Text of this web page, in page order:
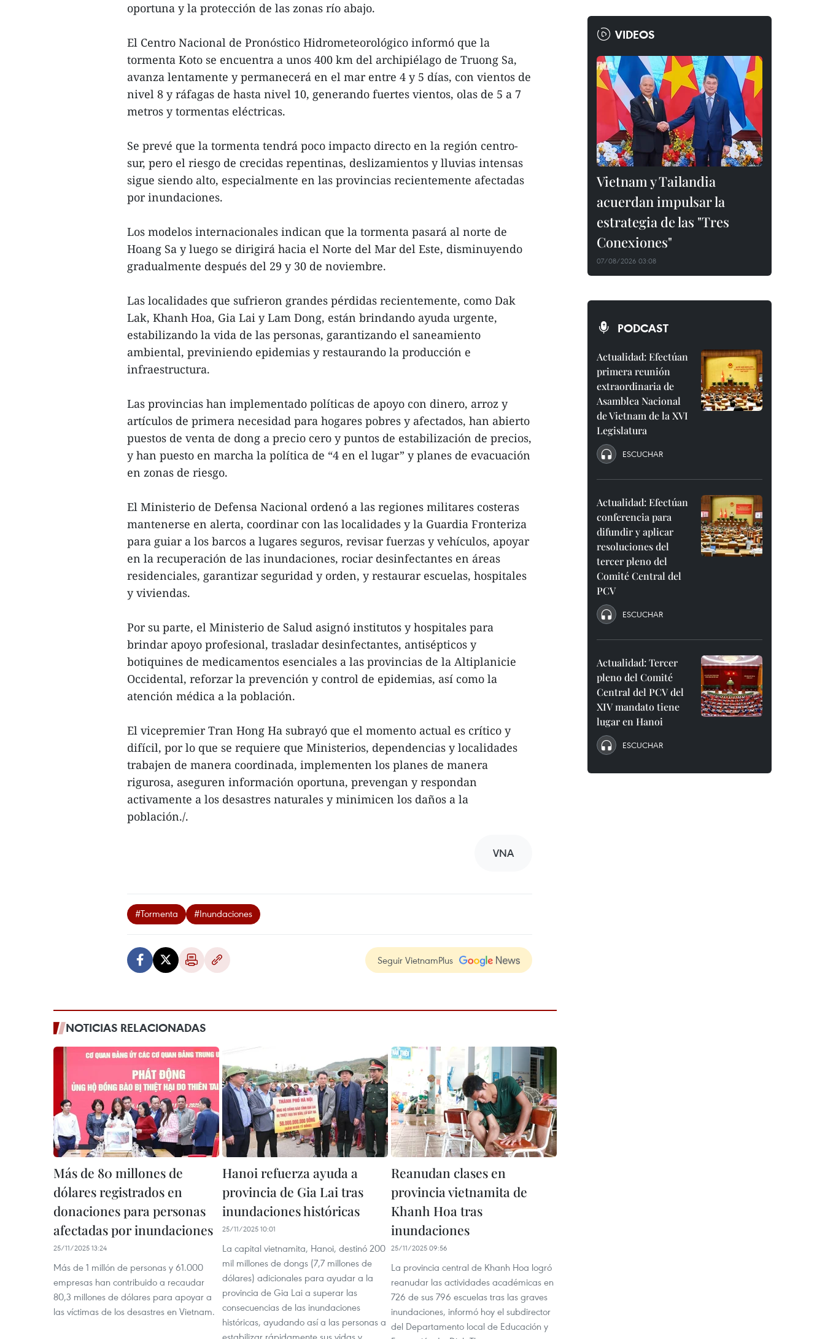
oportuna y la protección de las zonas río abajo.
El Centro Nacional de Pronóstico Hidrometeorológico informó que la
tormenta Koto se encuentra a unos 400 km del archipiélago de Truong Sa,
avanza lentamente y permanecerá en el mar entre 4 y 5 días, con vientos de
nivel 8 y ráfagas de hasta nivel 10, generando fuertes vientos, olas de 5 a 7
metros y tormentas eléctricas.
Se prevé que la tormenta tendrá poco impacto directo en la región centro-
sur, pero el riesgo de crecidas repentinas, deslizamientos y lluvias intensas
sigue siendo alto, especialmente en las provincias recientemente afectadas
por inundaciones.
Los modelos internacionales indican que la tormenta pasará al norte de
Hoang Sa y luego se dirigirá hacia el Norte del Mar del Este, disminuyendo
gradualmente después del 29 y 30 de noviembre.
Las localidades que sufrieron grandes pérdidas recientemente, como Dak
Lak, Khanh Hoa, Gia Lai y Lam Dong, están brindando ayuda urgente,
estabilizando la vida de las personas, garantizando el saneamiento
ambiental, previniendo epidemias y restaurando la producción e
infraestructura.
Las provincias han implementado políticas de apoyo con dinero, arroz y
artículos de primera necesidad para hogares pobres y afectados, han abierto
puestos de venta de dong a precio cero y puntos de estabilización de precios,
y han puesto en marcha la política de “4 en el lugar” y planes de evacuación
en zonas de riesgo.
El Ministerio de Defensa Nacional ordenó a las regiones militares costeras
mantenerse en alerta, coordinar con las localidades y la Guardia Fronteriza
para guiar a los barcos a lugares seguros, revisar fuerzas y vehículos, apoyar
en la recuperación de las inundaciones, rociar desinfectantes en áreas
residenciales, garantizar seguridad y orden, y restaurar escuelas, hospitales
y viviendas.
Por su parte, el Ministerio de Salud asignó institutos y hospitales para
brindar apoyo profesional, trasladar desinfectantes, antisépticos y
botiquines de medicamentos esenciales a las provincias de la Altiplanicie
Occidental, reforzar la prevención y control de epidemias, así como la
atención médica a la población.
El vicepremier Tran Hong Ha subrayó que el momento actual es crítico y
difícil, por lo que se requiere que Ministerios, dependencias y localidades
trabajen de manera coordinada, implementen los planes de manera
rigurosa, aseguren información oportuna, prevengan y respondan
activamente a los desastres naturales y minimicen los daños a la
población./.
VNA
#Tormenta #Inundaciones
Seguir VietnamPlus
NOTICIAS RELACIONADAS
Más de 80 millones de
dólares registrados en
donaciones para personas
afectadas por inundaciones
25/11/2025 13:24
Más de 1 millón de personas y 61.000
empresas han contribuido a recaudar
80,3 millones de dólares para apoyar a
las víctimas de los desastres en Vietnam.
Hanoi refuerza ayuda a
provincia de Gia Lai tras
inundaciones históricas
25/11/2025 10:01
La capital vietnamita, Hanoi, destinó 200
mil millones de dongs (7,7 millones de
dólares) adicionales para ayudar a la
provincia de Gia Lai a superar las
consecuencias de las inundaciones
históricas, ayudando así a las personas a
estabilizar rápidamente sus vidas y
Reanudan clases en
provincia vietnamita de
Khanh Hoa tras
inundaciones
25/11/2025 09:56
La provincia central de Khanh Hoa logró
reanudar las actividades académicas en
726 de sus 796 escuelas tras las graves
inundaciones, informó hoy el subdirector
del Departamento local de Educación y
VIDEOS
Vietnam y Tailandia
acuerdan impulsar la
estrategia de las "Tres
Conexiones"
07/08/2026 03:08
PODCAST
Actualidad: Efectúan
primera reunión
extraordinaria de
Asamblea Nacional
de Vietnam de la XVI
Legislatura
ESCUCHAR
Actualidad: Efectúan
conferencia para
difundir y aplicar
resoluciones del
tercer pleno del
Comité Central del
PCV
ESCUCHAR
Actualidad: Tercer
pleno del Comité
Central del PCV del
XIV mandato tiene
lugar en Hanoi
ESCUCHAR